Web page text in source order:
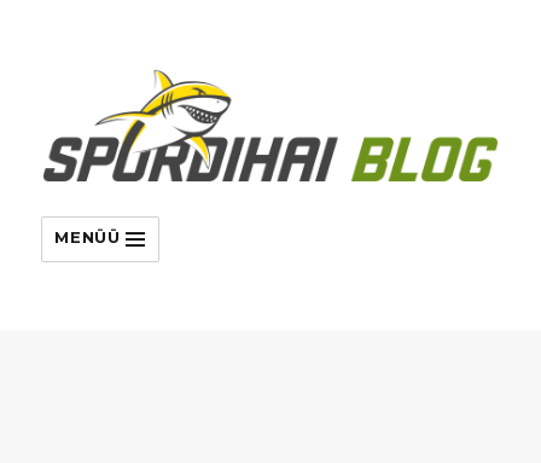
MENÜÜ